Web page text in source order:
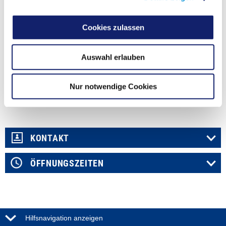
Cookies zulassen
Auswahl erlauben
Nur notwendige Cookies
Norden ausbreiten könnte.
*Foto: © Jonas Virgo, Ruhr-Universität Bochum (2020)
Umwelt
KONTAKT
ÖFFNUNGSZEITEN
Hilfsnavigation anzeigen